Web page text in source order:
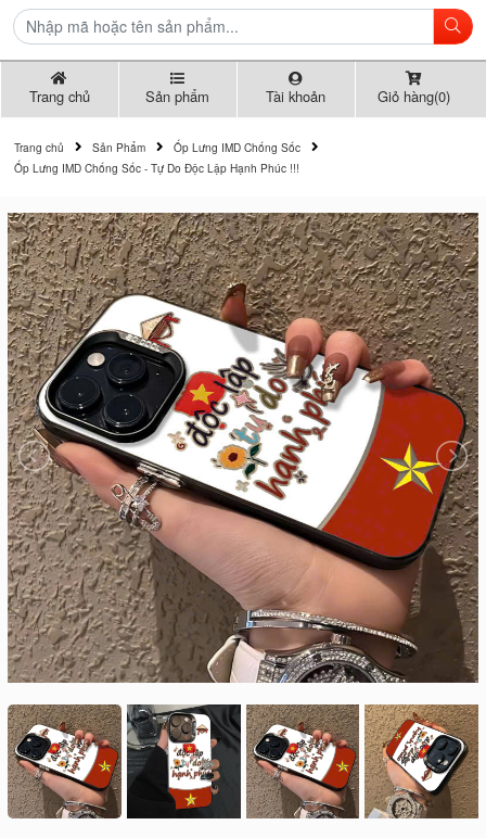
Trang chủ Sản phẩm Tài khoản Giỏ hàng(0)
Trang chủ Sản Phẩm
Ốp Lưng IMD Chống Sốc
Ốp Lưng IMD Chống Sốc - Tự Do Độc Lập Hạnh Phúc !!!